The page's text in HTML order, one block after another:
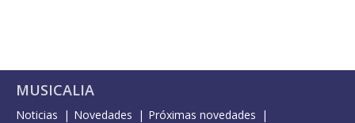
MUSICALIA
Noticias Novedades
Próximas novedades